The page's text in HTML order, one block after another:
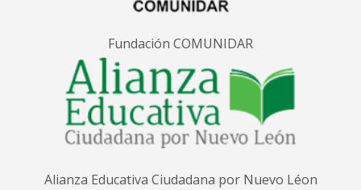
Fundación COMUNIDAR
Alianza Educativa Ciudadana por Nuevo Léon